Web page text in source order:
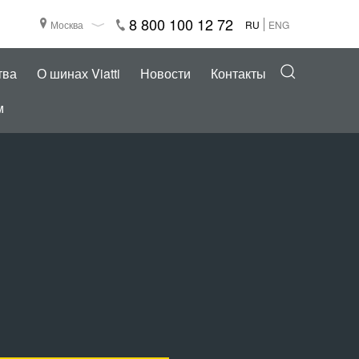
Москва 8 800 100 12 72 RU ENG
О шинах Viatti Новости
Контакты